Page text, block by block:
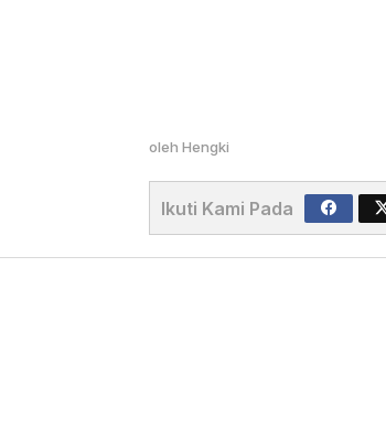
oleh Hengki
Ikuti Kami Pada